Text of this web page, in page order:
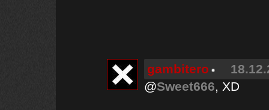
gambitero
@Sweet666, XD